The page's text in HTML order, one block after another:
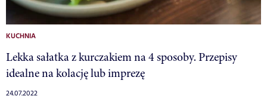
KUCHNIA
Lekka sałatka z kurczakiem na 4 sposoby. Przepisy
idealne na kolację lub imprezę
24.07.2022